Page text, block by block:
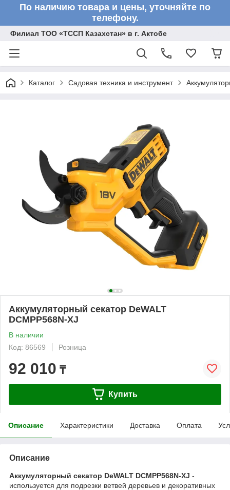
По наличию товара и цены, уточняйте по
телефону.
Филиал ТОО «ТССП Казахстан» в г. Актобе
Каталог Садовая техника и инструмент
Аккумуляторный секатор DeWALT
DCMPP568N-XJ
В наличии
Код: 86569
Розница
92 010 ₸
Купить
Описание Характеристики Доставка Оплата
Описание
Аккумуляторный секатор DeWALT DCMPP568N-XJ -
используется для подрезки ветвей деревьев и декоративных